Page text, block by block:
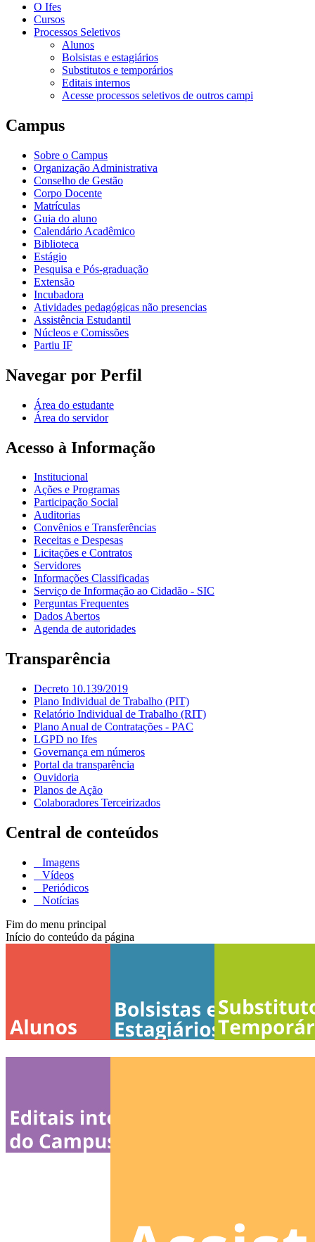
O Ifes
Cursos
Processos Seletivos
Alunos
Bolsistas e estagiários
Substitutos e temporários
Editais internos
Acesse processos seletivos de outros campi
Campus
Sobre o Campus
Organização Administrativa
Conselho de Gestão
Corpo Docente
Matrículas
Guia do aluno
Calendário Acadêmico
Biblioteca
Estágio
Pesquisa e Pós-graduação
Extensão
Incubadora
Atividades pedagógicas não presencias
Assistência Estudantil
Núcleos e Comissões
Partiu IF
Navegar por Perfil
Área do estudante
Área do servidor
Acesso à Informação
Institucional
Ações e Programas
Participação Social
Auditorias
Convênios e Transferências
Receitas e Despesas
Licitações e Contratos
Servidores
Informações Classificadas
Serviço de Informação ao Cidadão - SIC
Perguntas Frequentes
Dados Abertos
Agenda de autoridades
Transparência
Decreto 10.139/2019
Plano Individual de Trabalho (PIT)
Relatório Individual de Trabalho (RIT)
Plano Anual de Contratações - PAC
LGPD no Ifes
Governança em números
Portal da transparência
Ouvidoria
Planos de Ação
Colaboradores Terceirizados
Central de conteúdos
Imagens
Vídeos
Periódicos
Notícias
Fim do menu principal
Início do conteúdo da página